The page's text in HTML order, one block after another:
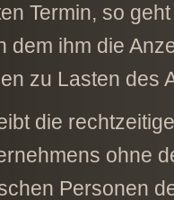
Termin, so
dem ihm die
zu Lasten des
die
ohne
Personen